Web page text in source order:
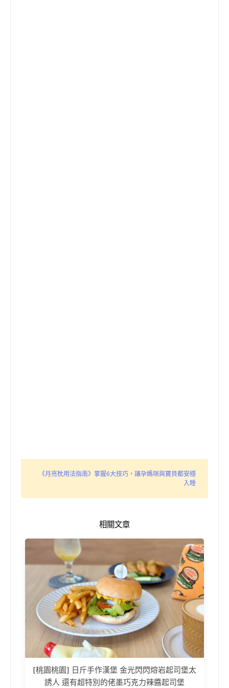
《月亮枕用法指南》掌握6大技巧，讓孕媽咪與寶貝都安穩
入睡
相關文章
[桃園桃園] 日斤手作漢堡 金光閃閃熔岩起司堡太
誘人 還有超特別的佬墨巧克力辣醬起司堡